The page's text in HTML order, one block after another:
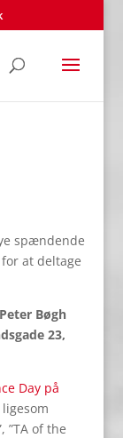
spændende
at deltage
Bøgh
23,
Day på
”TA of the